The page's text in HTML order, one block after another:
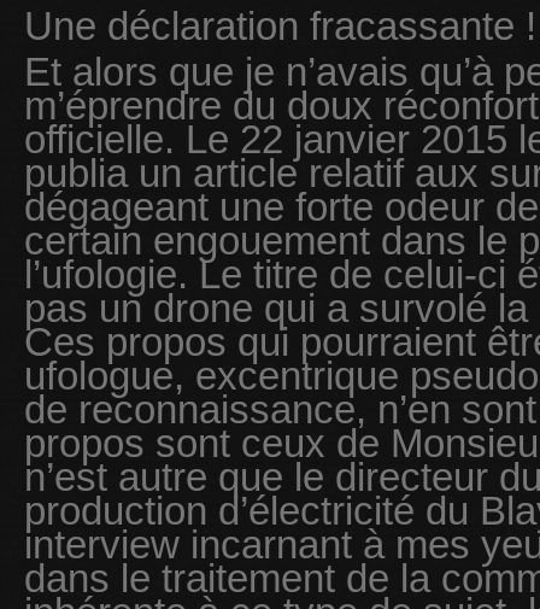
Une déclaration fracassante !
Et alors que je n’avais qu’à
m’éprendre du doux
officielle. Le 22 janvier 2015
publia un article relatif aux
dégageant une forte odeur
certain engouement dans le
l’ufologie. Le titre de celui-ci
pas un drone qui a survolé
Ces propos qui pourraient
ufologue, excentrique
de reconnaissance, n’en
propos sont ceux de
n’est autre que le directeur
production d’électricité du
interview incarnant à mes
dans le traitement de la